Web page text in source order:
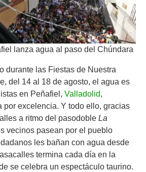
lanza agua al paso del Chúndara
durante las Fiestas de Nuestra
del 14 al 18 de agosto, el agua es
en Peñafiel, Valladolid,
por excelencia. Y todo ello, gracias
a ritmo del pasodoble La
vecinos pasean por el pueblo
les bañan con agua desde
termina cada día en la
se celebra un espectáculo taurino.